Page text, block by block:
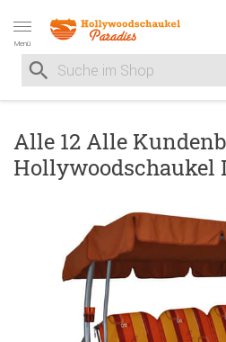
Menü
Suche nach
Suche im Shop, nach der
Alle 12 Alle
Hollywoodschaukel